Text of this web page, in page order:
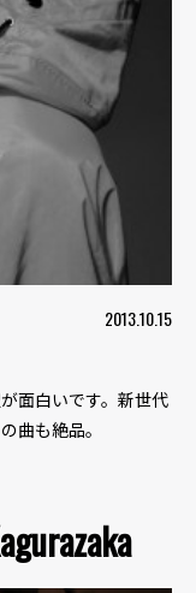
2013.10.15
面白いです。新世代
曲も絶品。